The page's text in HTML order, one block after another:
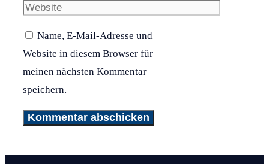
Mail
Website
Name, E-Mail-Adresse und
Website in diesem Browser für
meinen nächsten Kommentar
speichern.